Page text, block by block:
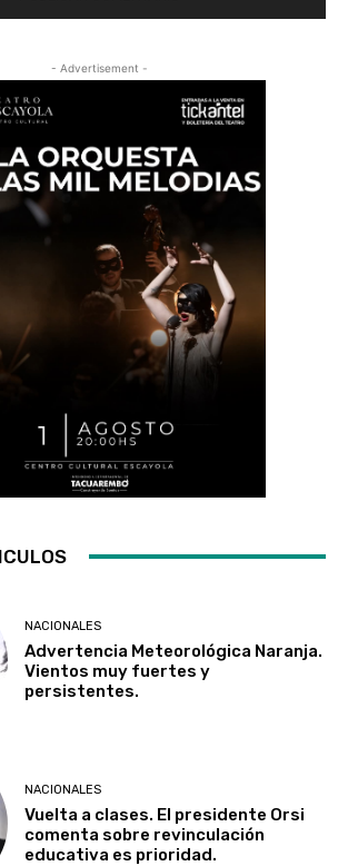
- Advertisement -
NACIONALES
Advertencia Meteorológica Naranja.
Vientos muy fuertes y
persistentes.
NACIONALES
Vuelta a clases. El presidente Orsi
comenta sobre revinculación
educativa es prioridad.